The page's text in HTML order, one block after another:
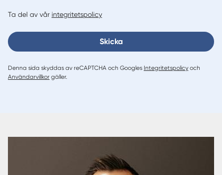
Ta del av vår integritetspolicy
Skicka
Denna sida skyddas av reCAPTCHA och Googles Integritetspolicy och
Användarvillkor gäller.